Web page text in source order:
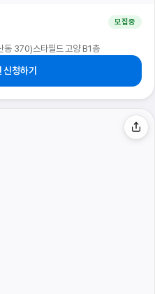
모집중
동 370)스타필드 고양 B1층
청하기